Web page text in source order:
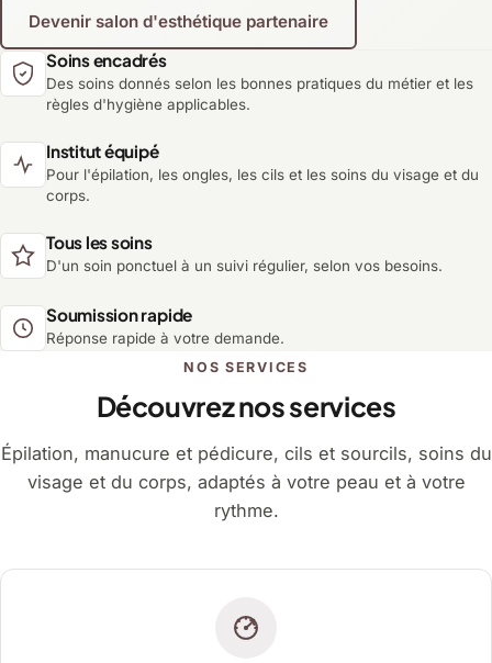
Devenir salon d'esthétique partenaire
Soins encadrés
Des soins donnés selon les bonnes pratiques du métier et les
règles d'hygiène applicables.
Institut équipé
Pour l'épilation, les ongles, les cils et les soins du visage et du
corps.
Tous les soins
D'un soin ponctuel à un suivi régulier, selon vos besoins.
Soumission rapide
Réponse rapide à votre demande.
NOS SERVICES
Découvrez nos services
Épilation, manucure et pédicure, cils et sourcils, soins du
visage et du corps, adaptés à votre peau et à votre
rythme.